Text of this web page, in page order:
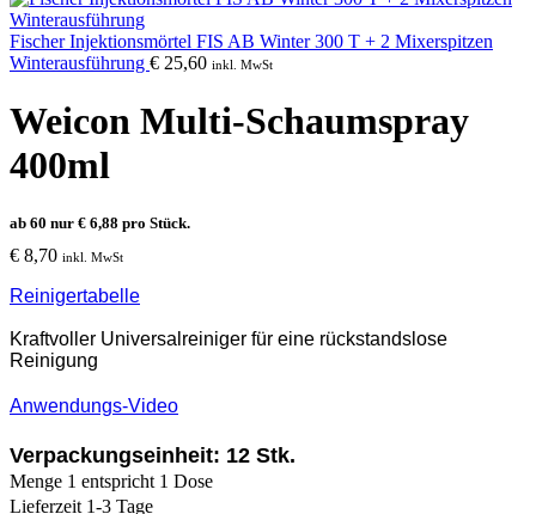
Fischer Injektionsmörtel FIS AB Winter 300 T + 2 Mixerspitzen
Winterausführung € 25,60 inkl. MwSt
Weicon Multi-Schaumspray
400ml
ab 60 nur € 6,88 pro Stück.
€ 8,70 inkl. MwSt
Reinigertabelle
Kraftvoller Universalreiniger für eine rückstandslose
Reinigung
Anwendungs-Video
Verpackungseinheit: 12 Stk.
Menge 1 entspricht 1 Dose
Lieferzeit 1-3 Tage